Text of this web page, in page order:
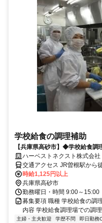
学校給食の調理補助
【兵庫県高砂市】◆学校給食
す♪ハーベストネクスト株式会社
交通アクセス JR曽根駅から
時給1,125円以上
兵庫県高砂市
勤務曜日・時間 9:00～
募集要項 職種 学校給食の調
内容 学校給食調理場での調
主婦・主夫歓迎 学歴不問 即日勤務